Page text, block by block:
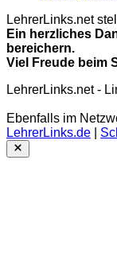
LehrerLinks.net
Ein herzliches
bereichern.
Viel Freude beim
LehrerLinks.net -
Ebenfalls im
LehrerLinks.de
Close